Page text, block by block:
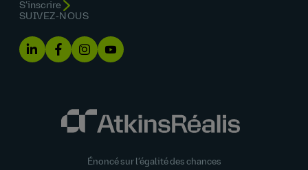
S’inscrire
SUIVEZ‑NOUS
Énoncé sur l’égalité des chances